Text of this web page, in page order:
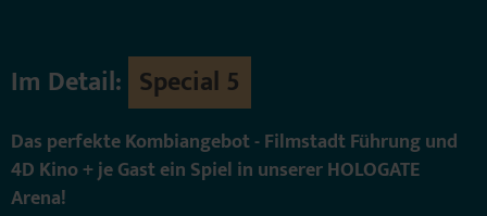
Im Detail: Special 5
Das perfekte Kombiangebot - Filmstadt Führung und
4D Kino + je Gast ein Spiel in unserer HOLOGATE
Arena!